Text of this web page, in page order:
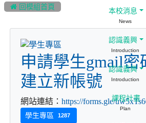
 回模組首頁
申請學生gmail密
建立新帳號
網站連結： https://forms.gle/
學生專區 1287
本校消息
News
認識義興
Introduction
認識義興
Introduction
課程計畫
Plan